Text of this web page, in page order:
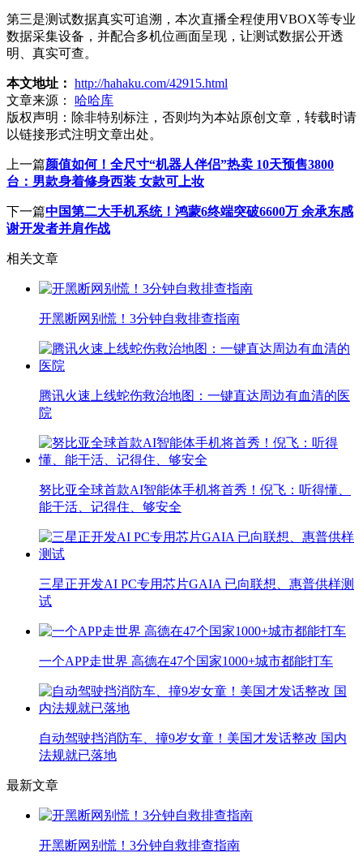
第三是测试数据真实可追溯，本次直播全程使用VBOX等专业
数据采集设备，并配合多机位画面呈现，让测试数据公开透
明、真实可查。
本文地址： http://hahaku.com/42915.html
文章来源：
哈哈库
版权声明： 除非特别标注，否则均为本站原创文章，转载时请
以链接形式注明文章出处。
上一篇颜值如何！全尺寸“机器人伴侣”热卖 10天预售3800
台：男款身着修身西装 女款可上妆
下一篇中国第二大手机系统！鸿蒙6终端突破6600万 余承东感
谢开发者并肩作战
相关文章
开黑断网别慌！3分钟自救排查指南
腾讯火速上线蛇伤救治地图：一键直达周边有血清的医
院
努比亚全球首款AI智能体手机将首秀！倪飞：听得懂、
能干活、记得住、够安全
三星正开发AI PC专用芯片GAIA 已向联想、惠普供样测
试
一个APP走世界 高德在47个国家1000+城市都能打车
自动驾驶挡消防车、撞9岁女童！美国才发话整改 国内
法规就已落地
最新文章
开黑断网别慌！3分钟自救排查指南